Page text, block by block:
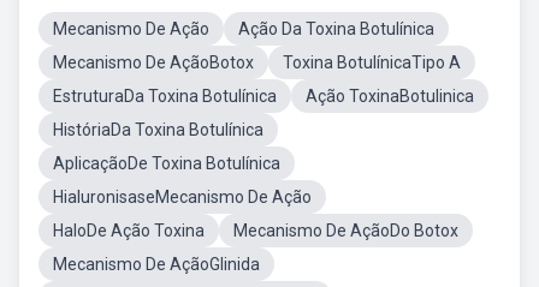
Mecanismo De Ação
Ação Da Toxina Botulínica
Mecanismo De AçãoBotox
Toxina BotulínicaTipo A
EstruturaDa Toxina Botulínica
Ação ToxinaBotulinica
HistóriaDa Toxina Botulínica
AplicaçãoDe Toxina Botulínica
HialuronisaseMecanismo De Ação
HaloDe Ação Toxina
Mecanismo De AçãoDo Botox
Mecanismo De AçãoGlinida